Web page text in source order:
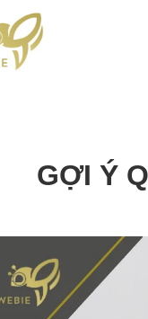
GỢI Ý